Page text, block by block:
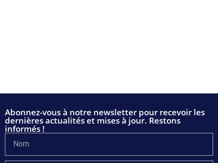
Abonnez-vous à notre newsletter pour recevoir les
dernières actualités et mises à jour. Restons
informés !